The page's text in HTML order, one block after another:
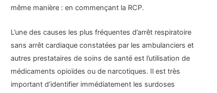
même manière : en commençant la RCP.
L’une des causes les plus fréquentes d’arrêt respiratoire
sans arrêt cardiaque constatées par les ambulanciers et
autres prestataires de soins de santé est l’utilisation de
médicaments opioïdes ou de narcotiques. Il est très
important d’identifier immédiatement les surdoses